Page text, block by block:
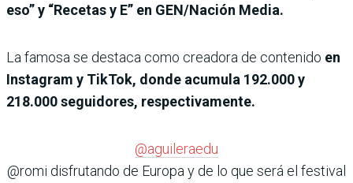
eso” y “Recetas y E” en GEN/Nación Media.
La famosa se destaca como creadora de contenido en
Instagram y TikTok, donde acumula 192.000 y
218.000 seguidores, respectivamente.
@aguileraedu
@romi disfrutando de Europa y de lo que será el festival